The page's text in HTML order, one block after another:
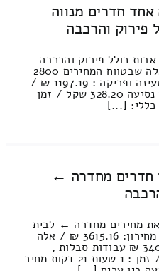
חדרים מנווה
והרכבה
כולל פירוק והרכבה
מחיר מחירון: 2243.95 ₪ / אלה שבטווח המחירים 2800
– 2100 ₪ עבודות סבלות , טעינה ופריקה : 1197.19 ₪ /
זמן : 27 דקות 18 שניות מחיר נסיעה 328.20 שקל / זמן
חדרים מחדרה ←
מחירים מחדרה ← לבית
ניר כולל פירוק והרכבה מחיר מחירון: 3615.16 ₪ / אלה
שבטווח המחירים 4500 – 3400 ₪ עבודות סבלות ,
טעינה ופריקה : 1790.08 ₪ / זמן : 1 שעות 21 דקות מחיר